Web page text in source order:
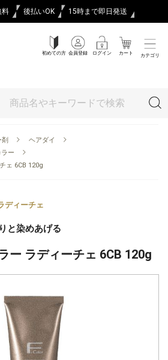
料 後払いOK 15時まで即日発送
初めての方 会員登録 ログイン カート カテゴリ
ヘアダイ
ー
ェ 6CB 120g
ディーチェ
と染めあげる
ー ラディーチェ 6CB 120g